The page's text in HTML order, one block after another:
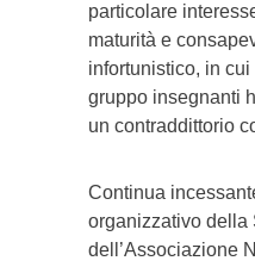
particolare
maturità e
infortunistico, in
gruppo insegnanti
un contraddittorio
Continua
organizzativo della
dell’Associazione